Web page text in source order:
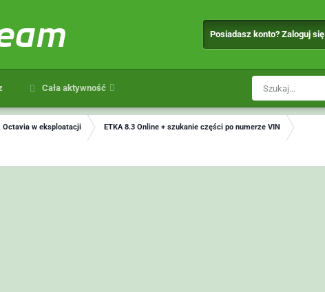
Posiadasz konto? Zaloguj się
Cała aktywność
Octavia w eksploatacji ETKA 8.3 Online + szukanie części po numerze VIN